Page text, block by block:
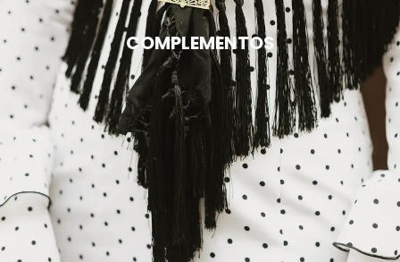
COMPLEMENTOS